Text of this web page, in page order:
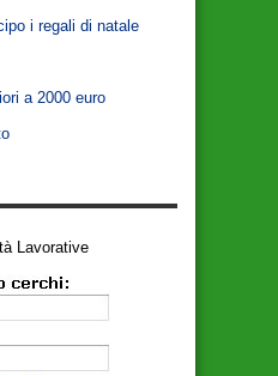
i regali di natale
a 2000 euro
Lavorative